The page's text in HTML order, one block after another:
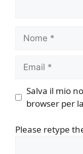
Nome
Email
Salva il mio
browser per
Please retype